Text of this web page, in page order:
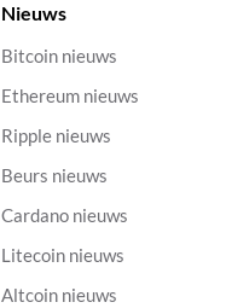
Nieuws
Bitcoin nieuws
Ethereum nieuws
Ripple nieuws
Beurs nieuws
Cardano nieuws
Litecoin nieuws
Altcoin nieuws